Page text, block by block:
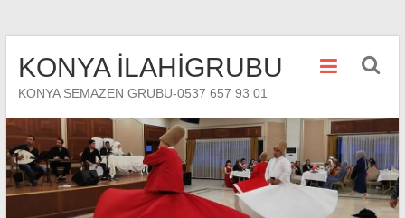
KONYA İLAHİGRUBU
KONYA SEMAZEN GRUBU-0537 657 93 01